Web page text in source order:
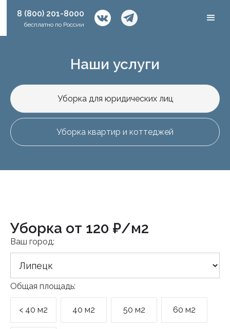
8 (800) 201-8000
бесплатно по России
Наши услуги
Уборка для юридических лиц
Уборка квартир и коттеджей
Уборка от 120 ₽/м2
Ваш город:
Общая площадь:
< 40 м2 40 м2 50 м2 60 м2